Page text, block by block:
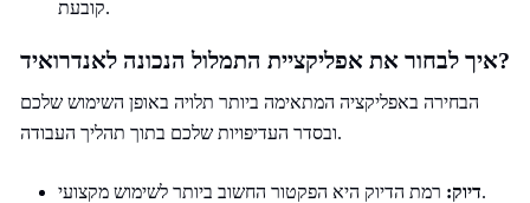
קובעת.
איך לבחור את אפליקציית התמלול הנכונה לאנדרואיד?
הבחירה באפליקציה המתאימה ביותר תלויה באופן השימוש שלכם
ובסדר העדיפויות שלכם בתוך תהליך העבודה.
דיוק: רמת הדיוק היא הפקטור החשוב ביותר לשימוש מקצועי.